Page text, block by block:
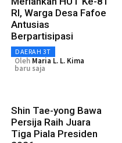
RI, Warga Desa Fafoe
Antusias
Berpartisipasi
DAERAH 3T
Oleh Maria L. L. Kima
baru saja
Shin Tae-yong Bawa
Persija Raih Juara
Tiga Piala Presiden